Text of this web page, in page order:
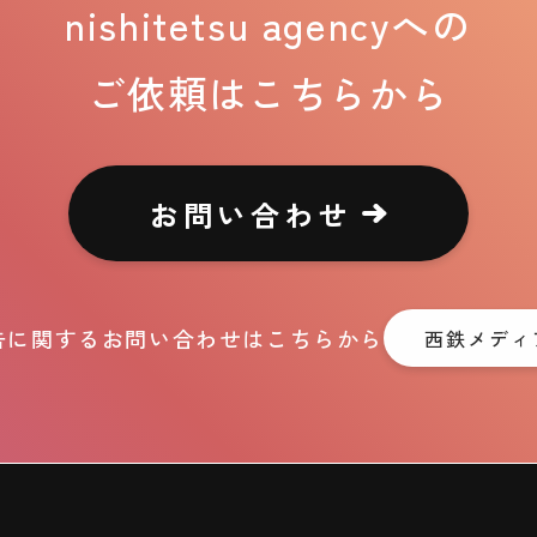
nishitetsu agencyへの
ご依頼はこちらから
お問い合わせ
関するお問い合わせはこちらから 西鉄メディ